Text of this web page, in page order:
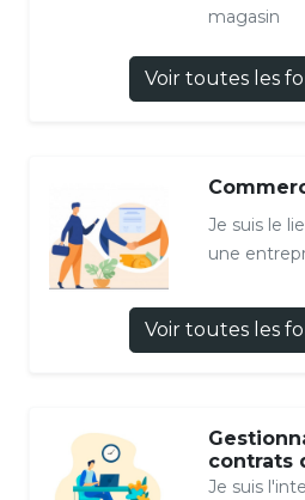
magasin
Voir toutes les
Je suis le
une
Voir toutes les
contrats
Je suis